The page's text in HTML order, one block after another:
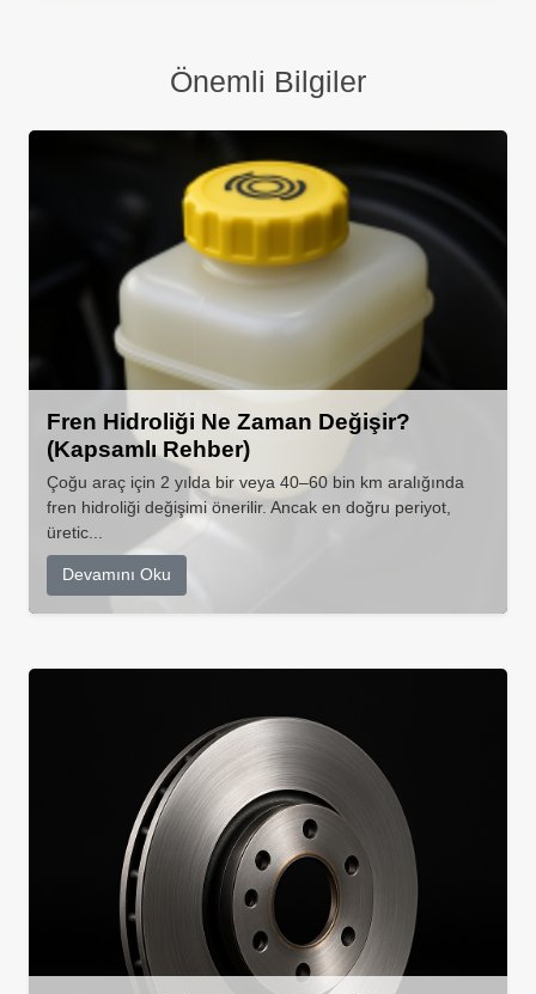
Önemli Bilgiler
Fren Hidroliği Ne Zaman Değişir?
(Kapsamlı Rehber)
Çoğu araç için 2 yılda bir veya 40–60 bin km aralığında
fren hidroliği değişimi önerilir. Ancak en doğru periyot,
üretic...
Devamını Oku